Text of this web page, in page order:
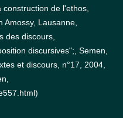
de l'ethos,
Lausanne,
des discours,
discursives";, Semen,
et discours, n°17, 2004,